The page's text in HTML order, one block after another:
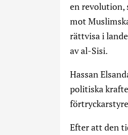
en revolution,
mot
rättvisa i
av al-Sisi.
Hassan
politiska
Efter att den